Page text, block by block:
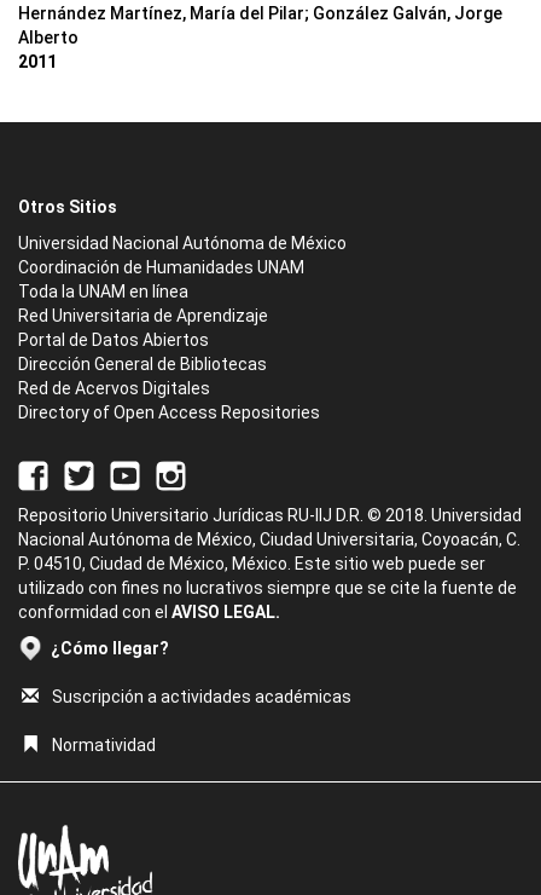
Hernández Martínez, María del Pilar; González Galván, Jorge
Alberto
2011
Otros Sitios
Universidad Nacional Autónoma de México
Coordinación de Humanidades UNAM
Toda la UNAM en línea
Red Universitaria de Aprendizaje
Portal de Datos Abiertos
Dirección General de Bibliotecas
Red de Acervos Digitales
Directory of Open Access Repositories
Repositorio Universitario Jurídicas RU-IIJ D.R. © 2018. Universidad
Nacional Autónoma de México, Ciudad Universitaria, Coyoacán, C.
P. 04510, Ciudad de México, México. Este sitio web puede ser
utilizado con fines no lucrativos siempre que se cite la fuente de
conformidad con el AVISO LEGAL.
¿Cómo llegar?
Suscripción a actividades académicas
Normatividad